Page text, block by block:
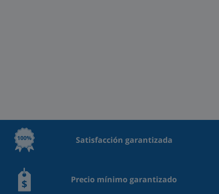
Satisfacción garantizada
Precio mínimo garantizado